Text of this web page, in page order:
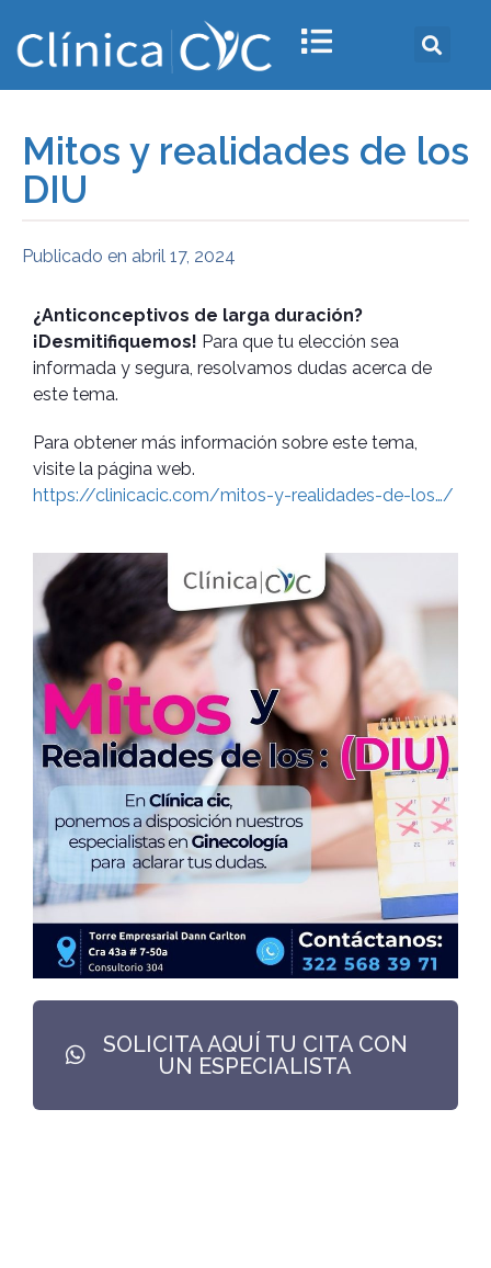
Mitos y realidades de los
DIU
Publicado en abril 17, 2024
¿Anticonceptivos de larga duración?
¡Desmitifiquemos! Para que tu elección sea
informada y segura, resolvamos dudas acerca de
este tema.
Para obtener más información sobre este tema,
visite la página web.
https://clinicacic.com/mitos-y-realidades-de-los…/
SOLICITA AQUÍ TU CITA CON
UN ESPECIALISTA